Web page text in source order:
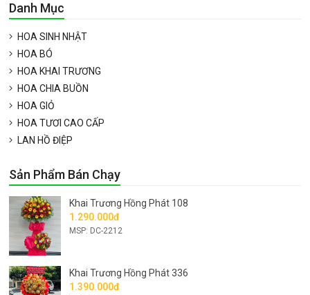
Danh Mục
HOA SINH NHẬT
HOA BÓ
HOA KHAI TRƯƠNG
HOA CHIA BUỒN
HOA GIỎ
HOA TƯƠI CAO CẤP
LAN HỒ ĐIỆP
Sản Phẩm Bán Chạy
Khai Trương Hồng Phát 108
1.290.000đ
MSP: DC-2212
Khai Trương Hồng Phát 336
1.390.000đ